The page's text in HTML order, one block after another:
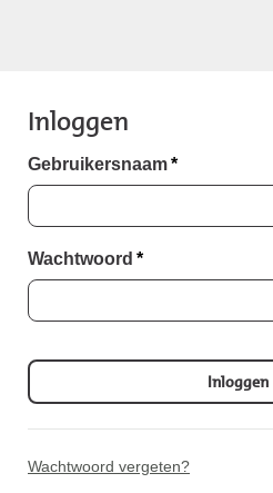
Inloggen
Gebruikersnaam*
Wachtwoord *
Inloggen
Wachtwoord vergeten?